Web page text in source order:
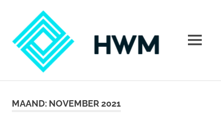
inhoud
Alles
MENU
MAAND: NOVEMBER 2021